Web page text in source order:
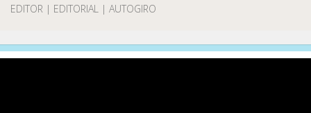
EDITOR | EDITORIAL | AUTOGIRO